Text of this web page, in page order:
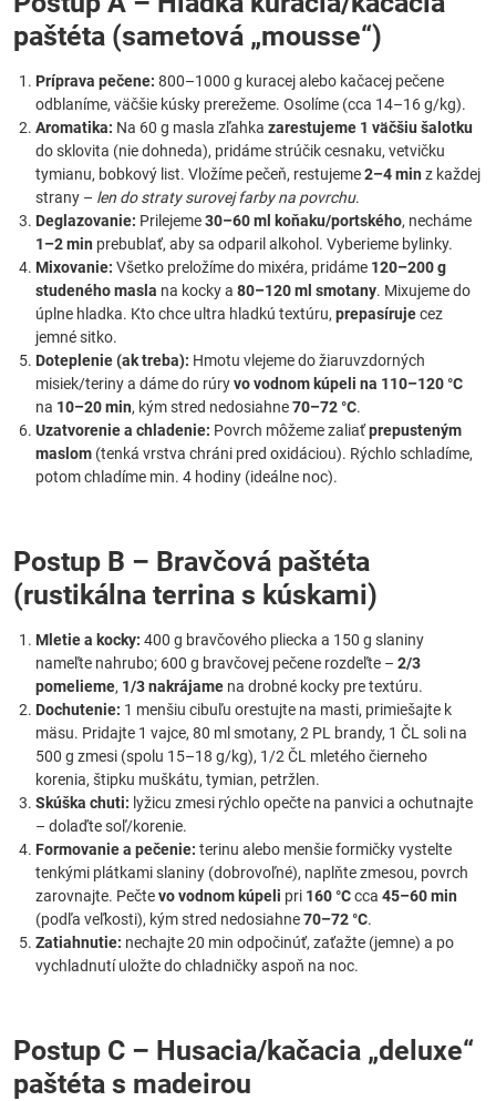
paštéta (sametová „mousse“)
Príprava pečene: 800–1000 g kuracej alebo kačacej pečene
odblaníme, väčšie kúsky prerežeme. Osolíme (cca 14–16 g/kg).
Aromatika: Na 60 g masla zľahka zarestujeme 1 väčšiu šalotku
do sklovita (nie dohneda), pridáme strúčik cesnaku, vetvičku
tymianu, bobkový list. Vložíme pečeň, restujeme2–4 min z každej
strany – len do straty surovej farby na povrchu.
Deglazovanie: Prilejeme30–60 ml koňaku/portského, necháme
1–2 min prebublať, aby sa odparil alkohol. Vyberieme bylinky.
Mixovanie: Všetko preložíme do mixéra, pridáme 120–200 g
studeného masla na kocky a 80–120 ml smotany. Mixujeme do
úplne hladka. Kto chce ultra hladkú textúru, prepasírujecez
jemné sitko.
Doteplenie (ak treba): Hmotu vlejeme do žiaruvzdorných
misiek/teriny a dáme do rúryvo vodnom kúpeli na 110–120 °C
na 10–20 min, kým stred nedosiahne70–72 °C.
Uzatvorenie a chladenie: Povrch môžeme zaliaťprepusteným
maslom (tenká vrstva chráni pred oxidáciou). Rýchlo schladíme,
potom chladíme min. 4 hodiny (ideálne noc).
Postup B – Bravčová paštéta
(rustikálna terrina s kúskami)
Mletie a kocky: 400 g bravčového pliecka a 150 g slaniny
nameľte nahrubo; 600 g bravčovej pečene rozdeľte – 2/3
pomelieme, 1/3 nakrájame na drobné kocky pre textúru.
Dochutenie: 1 menšiu cibuľu orestujte na masti, primiešajte k
mäsu. Pridajte 1 vajce, 80 ml smotany, 2 PL brandy, 1 ČL soli na
500 g zmesi (spolu 15–18 g/kg), 1/2 ČL mletého čierneho
korenia, štipku muškátu, tymian, petržlen.
Skúška chuti: lyžicu zmesi rýchlo opečte na panvici a ochutnajte
– dolaďte soľ/korenie.
Formovanie a pečenie: terinu alebo menšie formičky vystelte
tenkými plátkami slaniny (dobrovoľné), naplňte zmesou, povrch
zarovnajte. Pečtevo vodnom kúpeli pri 160 °Ccca 45–60 min
(podľa veľkosti), kým stred nedosiahne70–72 °C.
Zatiahnutie: nechajte 20 min odpočinúť, zaťažte (jemne) a po
vychladnutí uložte do chladničky aspoň na noc.
Postup C – Husacia/kačacia „deluxe“
paštéta s madeirou